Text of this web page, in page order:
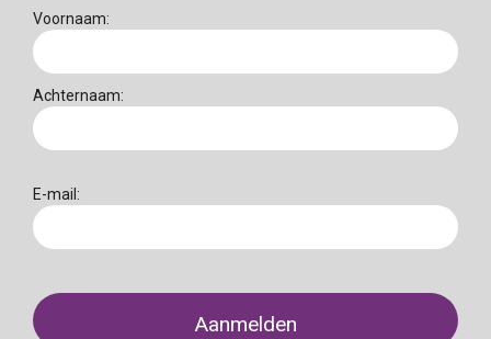
Voornaam:
Achternaam:
E-mail: